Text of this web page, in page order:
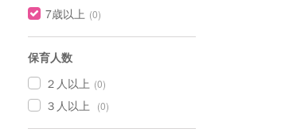
7歳以上 (0)
保育人数
２人以上 (0)
３人以上 (0)